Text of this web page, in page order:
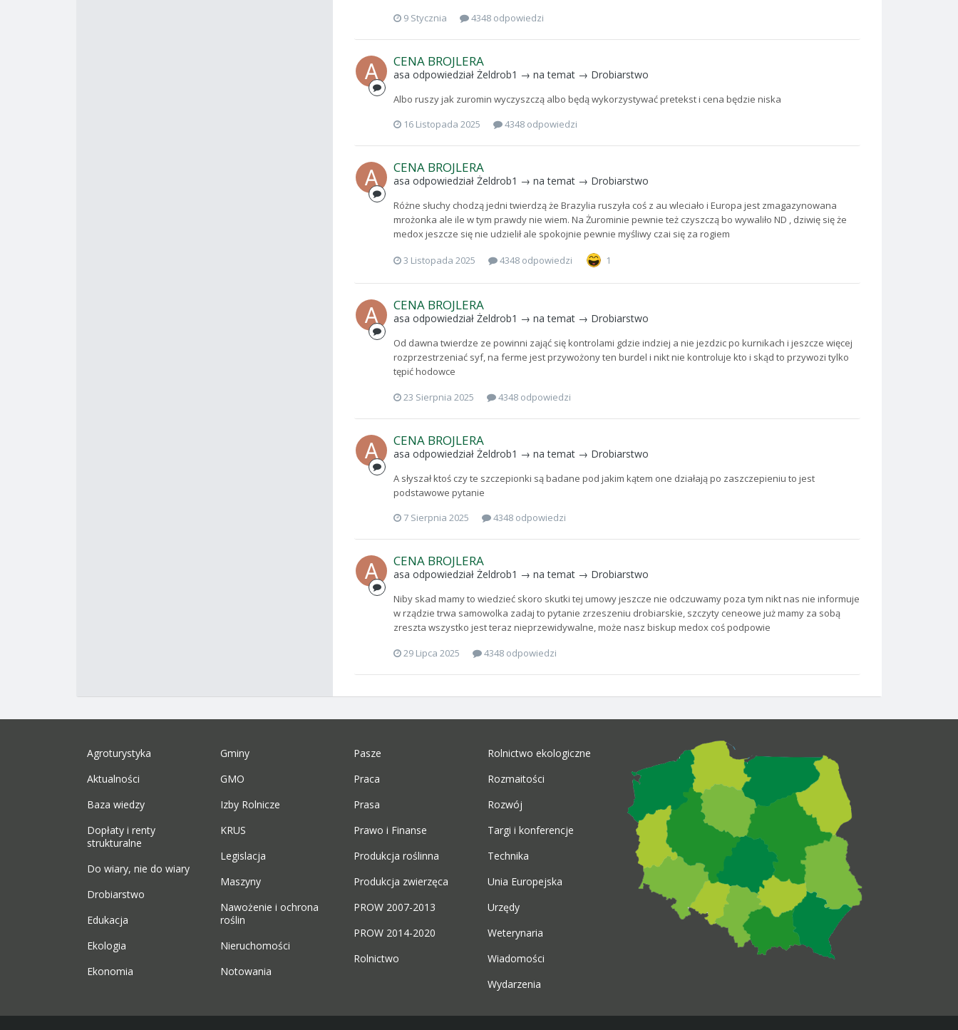
9 Stycznia
4348 odpowiedzi
CENA BROJLERA
asa odpowiedział Żeldrob1 → na temat → Drobiarstwo
Albo ruszy jak zuromin wyczyszczą albo będą wykorzystywać pretekst i cena będzie niska
16 Listopada 2025
4348 odpowiedzi
CENA BROJLERA
asa odpowiedział Żeldrob1 → na temat → Drobiarstwo
Różne słuchy chodzą jedni twierdzą że Brazylia ruszyła coś z au wleciało i Europa jest zmagazynowana
mrożonka ale ile w tym prawdy nie wiem. Na Żurominie pewnie też czyszczą bo wywaliło ND , dziwię się że
medox jeszcze się nie udzielił ale spokojnie pewnie myśliwy czai się za rogiem
3 Listopada 2025 4348 odpowiedzi 1
CENA BROJLERA
asa odpowiedział Żeldrob1 → na temat → Drobiarstwo
Od dawna twierdze ze powinni zająć się kontrolami gdzie indziej a nie jezdzic po kurnikach i jeszcze więcej
rozprzestrzeniać syf, na ferme jest przywożony ten burdel i nikt nie kontroluje kto i skąd to przywozi tylko
tępić hodowce
23 Sierpnia 2025
4348 odpowiedzi
CENA BROJLERA
asa odpowiedział Żeldrob1 → na temat → Drobiarstwo
A słyszał ktoś czy te szczepionki są badane pod jakim kątem one działają po zaszczepieniu to jest
podstawowe pytanie
7 Sierpnia 2025
4348 odpowiedzi
CENA BROJLERA
asa odpowiedział Żeldrob1 → na temat → Drobiarstwo
Niby skad mamy to wiedzieć skoro skutki tej umowy jeszcze nie odczuwamy poza tym nikt nas nie informuje
w rządzie trwa samowolka zadaj to pytanie zrzeszeniu drobiarskie, szczyty ceneowe już mamy za sobą
zreszta wszystko jest teraz nieprzewidywalne, może nasz biskup medox coś podpowie
29 Lipca 2025
4348 odpowiedzi
Agroturystyka
Aktualności
Baza wiedzy
Dopłaty i renty
strukturalne
Do wiary, nie do wiary
Drobiarstwo
Edukacja
Ekologia
Ekonomia
Gminy
GMO
Izby Rolnicze
KRUS
Legislacja
Maszyny
Nawożenie i ochrona
roślin
Nieruchomości
Notowania
Pasze
Praca
Prasa
Prawo i Finanse
Produkcja roślinna
Produkcja zwierzęca
PROW 2007-2013
PROW 2014-2020
Rolnictwo
Rolnictwo ekologiczne
Rozmaitości
Rozwój
Targi i konferencje
Technika
Unia Europejska
Urzędy
Weterynaria
Wiadomości
Wydarzenia